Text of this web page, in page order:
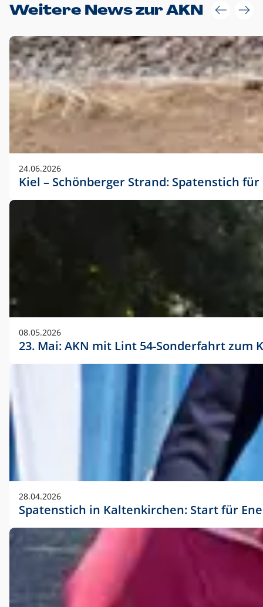
Weitere News zur AKN
24.06.2026
Kiel – Schönberger Strand: Spatenstich
08.05.2026
23. Mai: AKN mit Lint 54-Sonderfahrt
28.04.2026
Spatenstich in Kaltenkirchen: Start für